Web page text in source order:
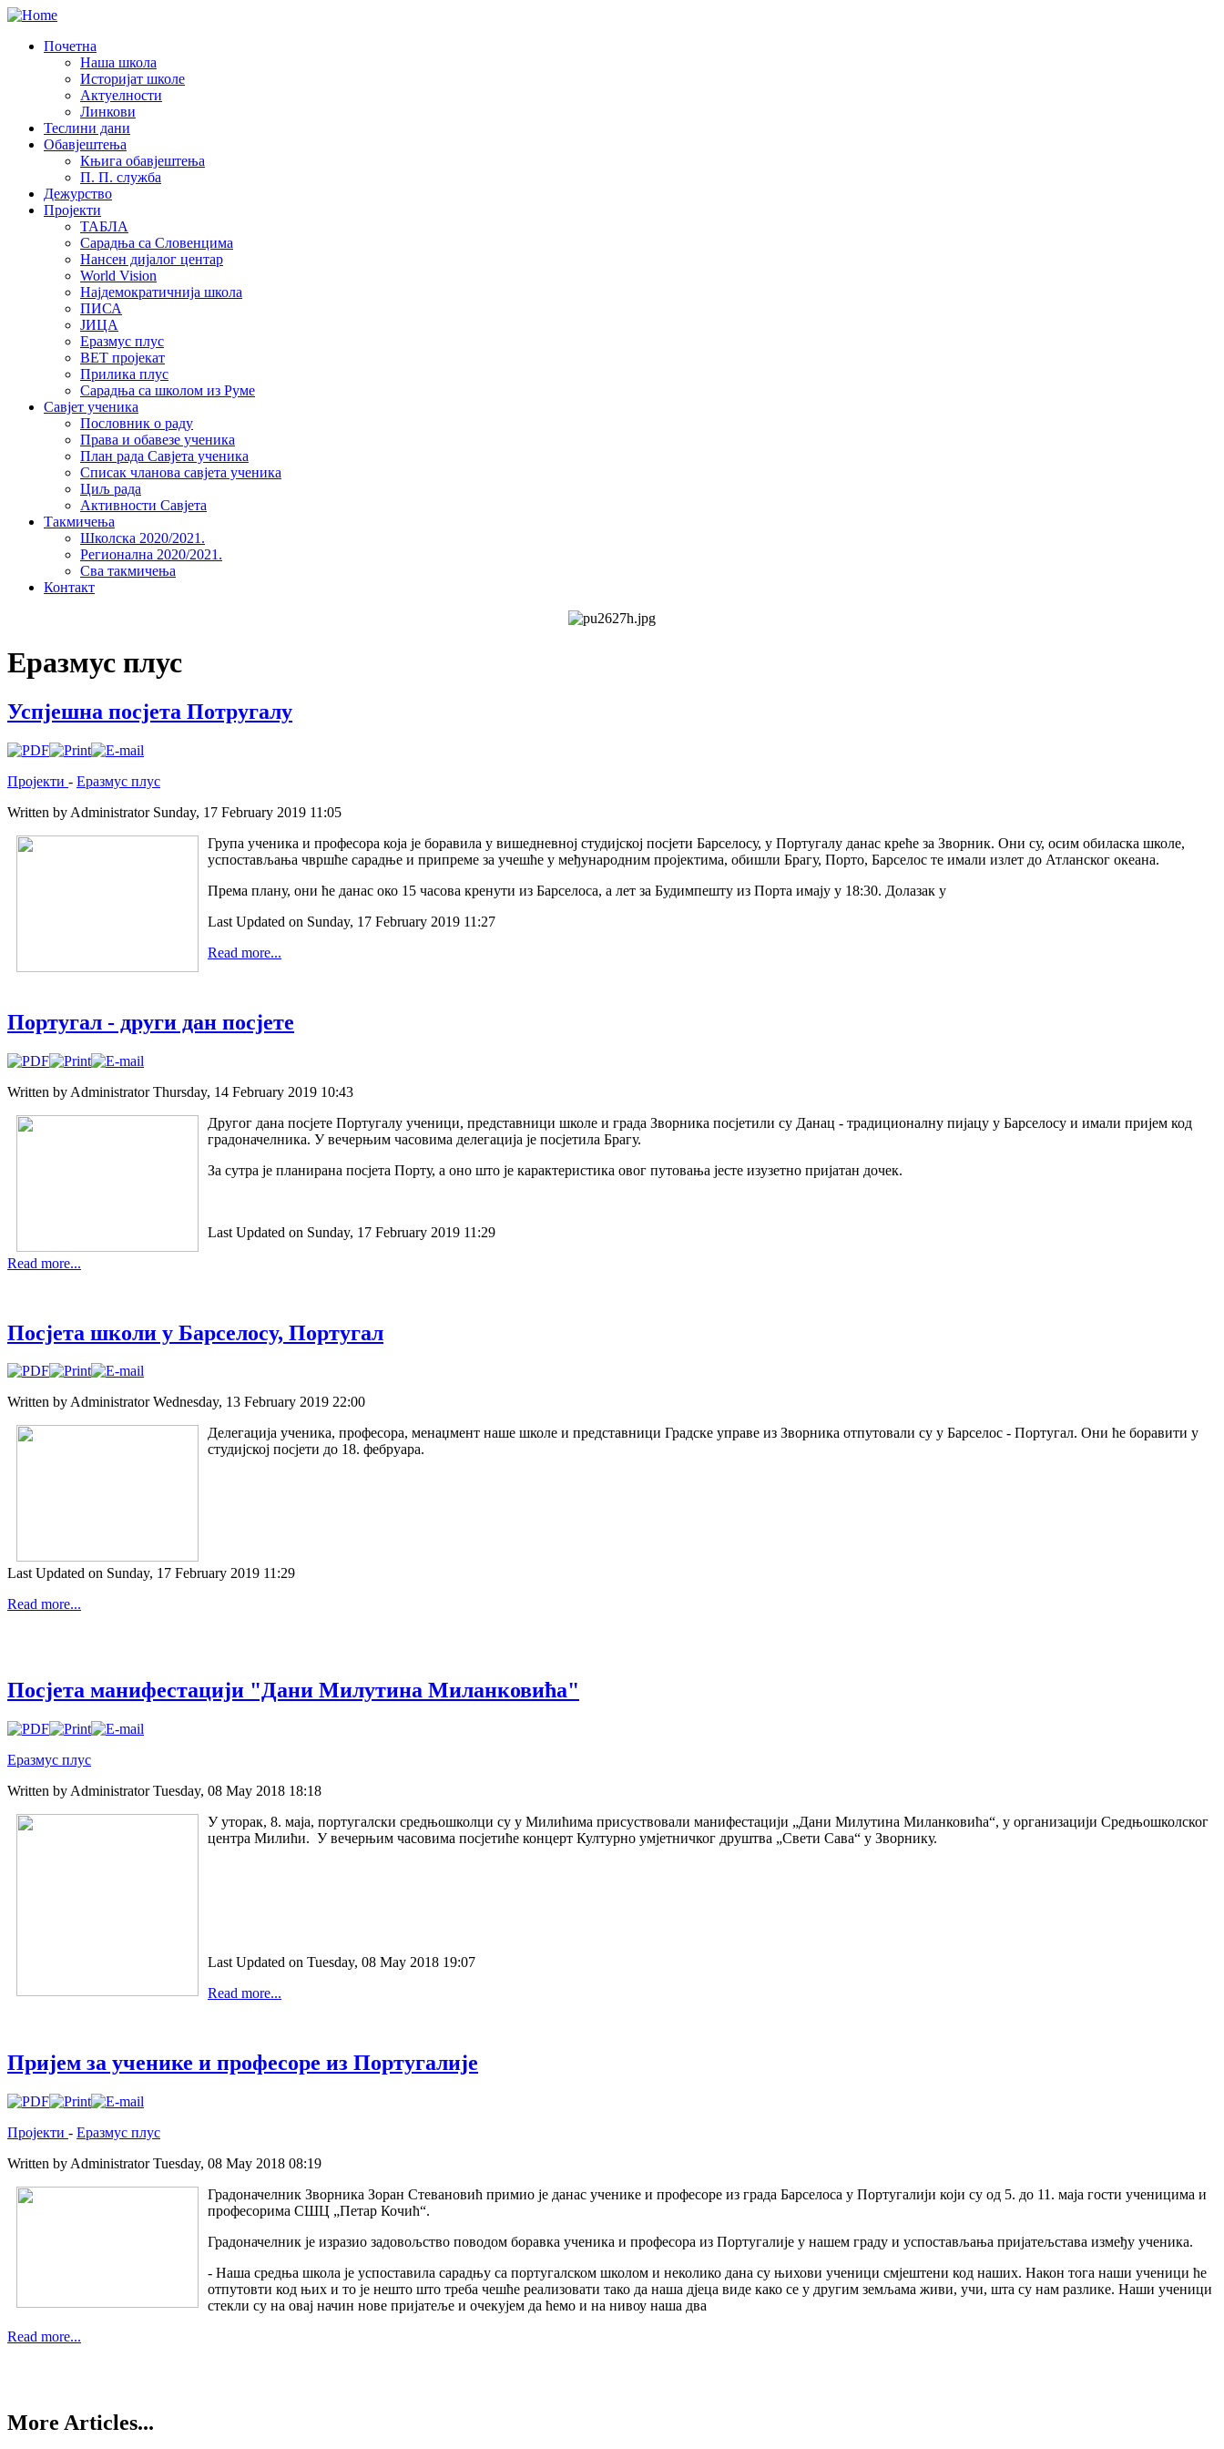
Почетна
Наша школа
Историјат школе
Актуелности
Линкови
Теслини дани
Обавјештења
Књига обавјештења
П. П. служба
Дежурство
Пројекти
ТАБЛА
Сарадња са Словенцима
Нансен дијалог центар
World Vision
Најдемократичнија школа
ПИСА
ЈИЦА
Еразмус плус
ВЕТ пројекат
Прилика плус
Сарадња са школом из Руме
Савјет ученика
Пословник о раду
Права и обавезе ученика
План рада Савјета ученика
Списак чланова савјета ученика
Циљ рада
Активности Савјета
Такмичења
Школска 2020/2021.
Регионална 2020/2021.
Сва такмичења
Контакт
Еразмус плус
Успјешна посјета Потругалу
Пројекти - Еразмус плус
Written by Administrator Sunday, 17 February 2019 11:05
Група ученика и професора која је боравила у вишедневној студијској посјети Барселосу, у Португалу данас креће за Зворник. Они су, осим обиласка школе,
успостављања чвршће сарадње и припреме за учешће у међународним пројектима, обишли Брагу, Порто, Барселос те имали излет до Атланског океана.
Према плану, они ће данас око 15 часова кренути из Барселоса, а лет за Будимпешту из Порта имају у 18:30. Долазак у
Last Updated on Sunday, 17 February 2019 11:27
Read more...
Португал - други дан посјете
Written by AdministratorThursday, 14 February 2019 10:43
Другог дана посјете Португалу ученици, представници школе и града Зворника посјетили су Данац - традиционалну пијацу у Барселосу и имали пријем код
градоначелника. У вечерњим часовима делегација је посјетила Брагу.
За сутра је планирана посјета Порту, а оно што је карактеристика овог путовања јесте изузетно пријатан дочек.
Last Updated on Sunday, 17 February 2019 11:29
Read more...
Посјета школи у Барселосу, Португал
Written by AdministratorWednesday, 13 February 2019 22:00
Делегација ученика, професора, менаџмент наше школе и представници Градске управе из Зворника отпутовали су у Барселос - Португал. Они ће боравити у
студијској посјети до 18. фебруара.
Last Updated on Sunday, 17 February 2019 11:29
Read more...
Посјета манифестацији "Дани Милутина Миланковића"
Еразмус плус
Written by AdministratorTuesday, 08 May 2018 18:18
У уторак, 8. маја, португалски средњошколци су у Милићима присуствовали манифестацији „Дани Милутина Миланковића“, у организацији Средњошколског
центра Милићи. У вечерњим часовима посјетиће концерт Културно умјетничког друштва „Свети Сава“ у Зворнику.
Last Updated on Tuesday, 08 May 2018 19:07
Read more...
Пријем за ученике и професоре из Португалије
Пројекти - Еразмус плус
Written by AdministratorTuesday, 08 May 2018 08:19
Градоначелник Зворника Зоран Стевановић примиo је данас ученике и професоре из града Барселоса у Португалији који су од 5. до 11. маја гости ученицима и
професорима СШЦ „Петар Кочић“.
Градоначелник је изразио задовољство поводом боравка ученика и професора из Португалије у нашем граду и успостављања пријатељстава између ученика.
- Наша средња школа је успоставила сарадњу са португалском школом и неколико дана су њихови ученици смјештени код наших. Након тога наши ученици ће
отпутовти код њих и то је нешто што треба чешће реализовати тако да наша дјеца виде како се у другим земљама живи, учи, шта су нам разлике. Наши ученици
стекли су на овај начин нове пријатеље и очекујем да ћемо и на нивоу наша два
Read more...
More Articles...